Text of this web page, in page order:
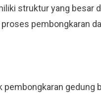
struktur yang besar
pembongkaran
pembongkaran gedung